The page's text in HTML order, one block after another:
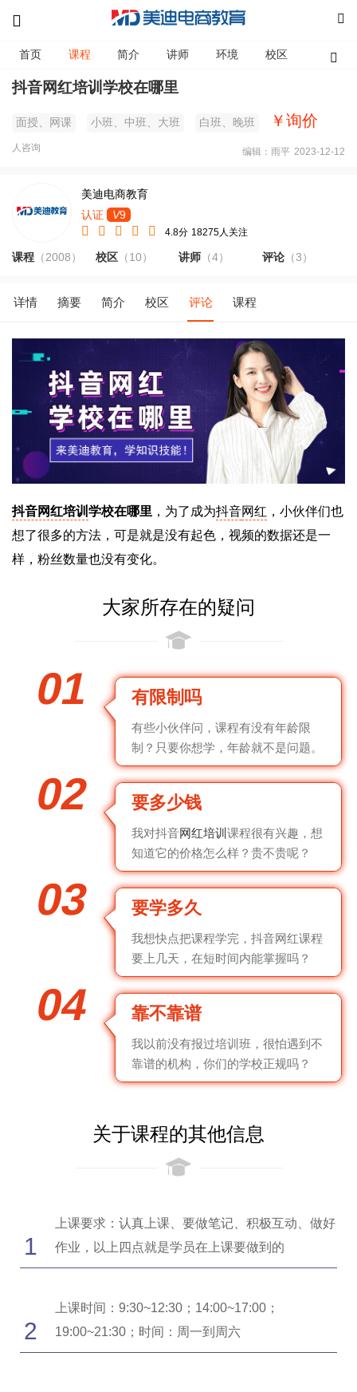
首页 课程 简介 讲师 环境 校区 资讯
抖音网红培训学校在哪里
面授、网课 小班、中班、大班 白班、晚班 ￥询价
人咨询 2023-12-12
编辑：雨平
美迪电商教育
认证
V9
4.8分 18275人关注
课程 （2008） 校区（10） 讲师 （4） 评论（3）
详情 摘要 简介 校区 评论 课程
抖音网红培训 学校在哪里 ，为了成为抖音网红 ，小伙伴们也
想了很多的方法，可是就是没有起色，视频的数据还是一
样，粉丝数量也没有变化。
大家所存在的疑问
01 有限制吗
有些小伙伴问，课程有没有年龄限
制？只要你想学，年龄就不是问题。
02 要多少钱
我对抖音网红培训课程很有兴趣，想
知道它的价格怎么样？贵不贵呢？
03 要学多久
我想快点把课程学完，抖音网红课程
要上几天，在短时间内能掌握吗？
04 靠不靠谱
我以前没有报过培训班，很怕遇到不
靠谱的机构，你们的学校正规吗？
关于课程的其他信息
1
上课要求：认真上课、要做笔记、积极互动、做好
作业，以上四点就是学员在上课要做到的
2
上课时间：9:30~12:30；14:00~17:00；
19:00~21:30；时间：周一到周六